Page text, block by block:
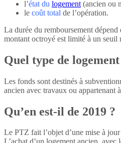
l’état du logement (ancien ou
le coût total de l’opération.
La durée du remboursement
montant octroyé est limité à un seuil
Quel type de
Les fonds sont destinés à
ancien avec travaux ou appartenant
Qu’en est-il de 2019 ?
Le PTZ fait l’objet d’une mise à